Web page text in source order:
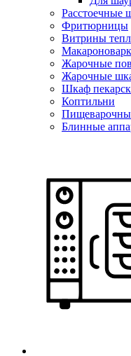
Расстоечные
Фритюрницы
Витрины
Жарочные
Жарочные
Шкаф
Коптильни
Блинные